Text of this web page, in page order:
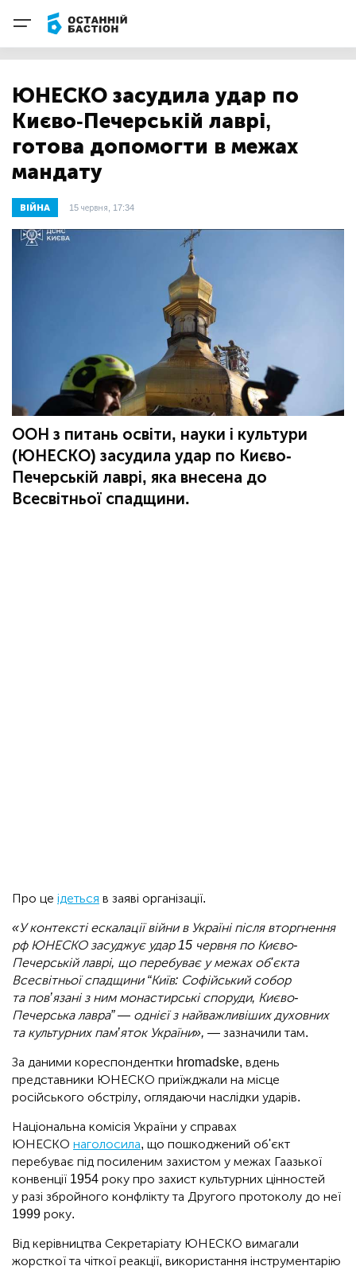
ЮНЕСКО засудила удар по
Києво-Печерській лаврі,
готова допомогти в межах
мандату
ВІЙНА 15 червня, 17:34
ООН з питань освіти, науки і культури
(ЮНЕСКО) засудила удар по Києво-
Печерській лаврі, яка внесена до
Всесвітньої спадщини.
Про це ідеться в заяві організації.
«У контексті ескалації війни в Україні після вторгнення
рф ЮНЕСКО засуджує удар 15 червня по Києво-
Печерській лаврі, що перебуває у межах об'єкта
Всесвітньої спадщини “Київ: Софійський собор
та пов’язані з ним монастирські споруди, Києво-
Печерська лавра” — однієї з найважливіших духовних
та культурних пам’яток України», — зазначили там.
За даними кореспондентки hromadske, вдень
представники ЮНЕСКО приїжджали на місце
російського обстрілу, оглядаючи наслідки ударів.
Національна комісія України у справах
ЮНЕСКО наголосила, що пошкоджений об'єкт
перебуває під посиленим захистом у межах Гаазької
конвенції 1954 року про захист культурних цінностей
у разі збройного конфлікту та Другого протоколу до неї
1999 року.
Від керівництва Секретаріату ЮНЕСКО вимагали
жорсткої та чіткої реакції, використання інструментарію